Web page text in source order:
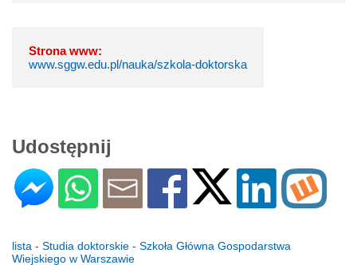
Strona www:
www.sggw.edu.pl/nauka/szkola-doktorska
Udostępnij
lista - Studia doktorskie - Szkoła Główna Gospodarstwa
Wiejskiego w Warszawie